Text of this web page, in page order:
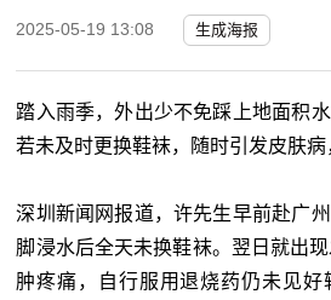
2025-05-19 13:08 生成海报
踏入雨季，外出少不免踩上地面积
若未及时更换鞋袜，随时引发皮肤病
深圳新闻网报道，许先生早前赴广
脚浸水后全天未换鞋袜。翌日就出
肿疼痛，自行服用退烧药仍未见好